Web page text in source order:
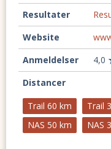
Resultater
Website
Anmeldelser
4,0
Distancer
Trail 60 km
Trail
NAS 50 km
NAS